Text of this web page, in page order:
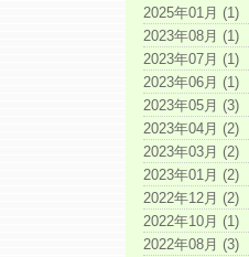
2025年01月 (1)
2023年08月 (1)
2023年07月 (1)
2023年06月 (1)
2023年05月 (3)
2023年04月 (2)
2023年03月 (2)
2023年01月 (2)
2022年12月 (2)
2022年10月 (1)
2022年08月 (3)